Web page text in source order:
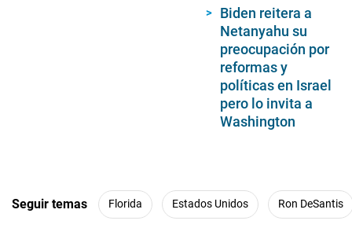
Biden reitera a
Netanyahu su
preocupación por
reformas y
políticas en Israel
pero lo invita a
Washington
Seguir temas Florida Estados Unidos Ron DeSantis